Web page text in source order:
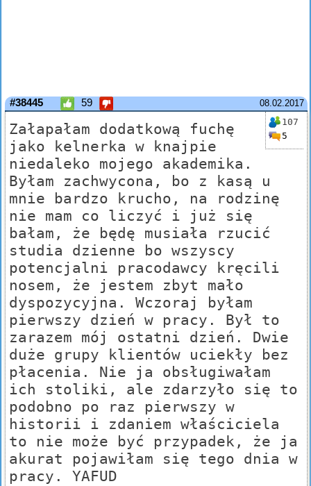
08.02.2017
#38445 59
107
5
Załapałam dodatkową fuchę
jako kelnerka w knajpie
niedaleko mojego akademika.
Byłam zachwycona, bo z kasą u
mnie bardzo krucho, na rodzinę
nie mam co liczyć i już się
bałam, że będę musiała rzucić
studia dzienne bo wszyscy
potencjalni pracodawcy kręcili
nosem, że jestem zbyt mało
dyspozycyjna. Wczoraj byłam
pierwszy dzień w pracy. Był to
zarazem mój ostatni dzień. Dwie
duże grupy klientów uciekły bez
płacenia. Nie ja obsługiwałam
ich stoliki, ale zdarzyło się to
podobno po raz pierwszy w
historii i zdaniem właściciela
to nie może być przypadek, że ja
akurat pojawiłam się tego dnia w
pracy. YAFUD